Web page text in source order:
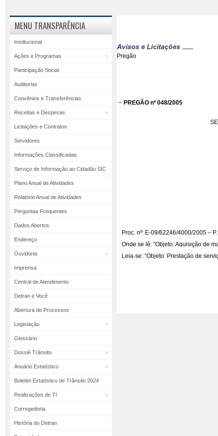
MENU TRANSPARÊNCIA
Institucional
Ações e Programas
Participação Social
Auditorias
Convênios e Transferências
Receitas e Despesas
Licitações e Contratos
Servidores
Informações Classificadas
Serviço de Informação ao Cidadão SIC
Plano Anual de Atividades
Relatório Anual de Atividades
Perguntas Frequentes
Dados Abertos
Endereço
Ouvidoria
Imprensa
Central de Atendimento
Detran e Você
Abertura de Processos
Legislação
Glossário
Dossiê Trânsito
Anuário Estatístico
Boletim Estatístico de Trânsito 2024
Realizações de TI
Corregedoria
História do Detran
Pregão
PREGÃO nº 048/2005
Proc. nº: E-09/62246/4000/2005 –
Onde se lê: “Objeto: Aquisição de
Leia-se: “Objeto: Prestação de